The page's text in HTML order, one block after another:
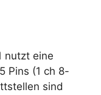
nutzt eine
Pins (1 ch 8-
sind